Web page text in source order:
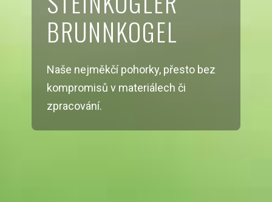
BRUNNKOGEL
Naše nejměkčí pohorky, přesto bez
kompromisů v materiálech či
zpracování.